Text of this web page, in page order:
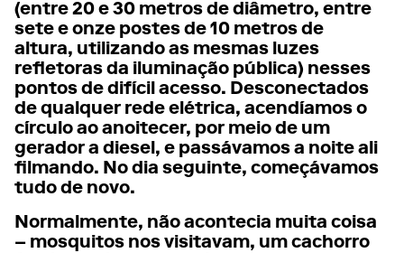
(entre 20 e 30 metros de diâmetro, entre
sete e onze postes de 10 metros de
altura, utilizando as mesmas luzes
refletoras da iluminação pública) nesses
pontos de difícil acesso. Desconectados
de qualquer rede elétrica, acendíamos o
círculo ao anoitecer, por meio de um
gerador a diesel, e passávamos a noite ali
filmando. No dia seguinte, começávamos
tudo de novo.
Normalmente, não acontecia muita coisa
– mosquitos nos visitavam, um cachorro